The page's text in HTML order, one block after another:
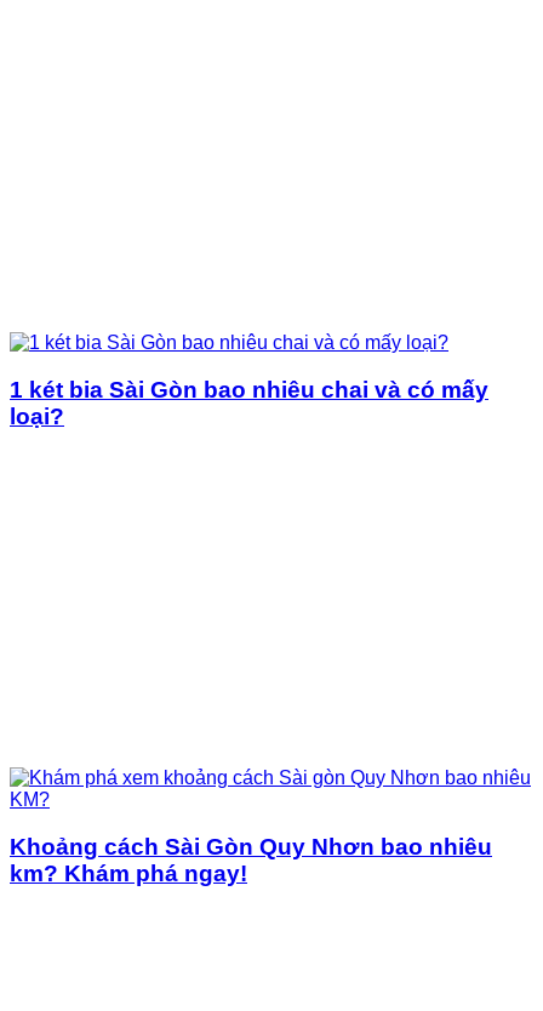
1 két bia Sài Gòn bao nhiêu chai và có mấy
loại?
Khoảng cách Sài Gòn Quy Nhơn bao nhiêu
km? Khám phá ngay!